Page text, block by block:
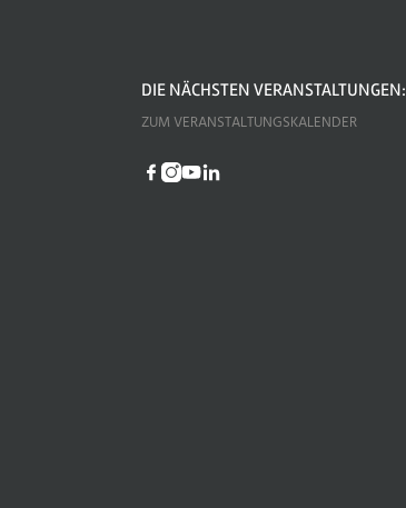
DIE NÄCHSTEN VERANSTALTUNGEN:
ZUM VERANSTALTUNGSKALENDER